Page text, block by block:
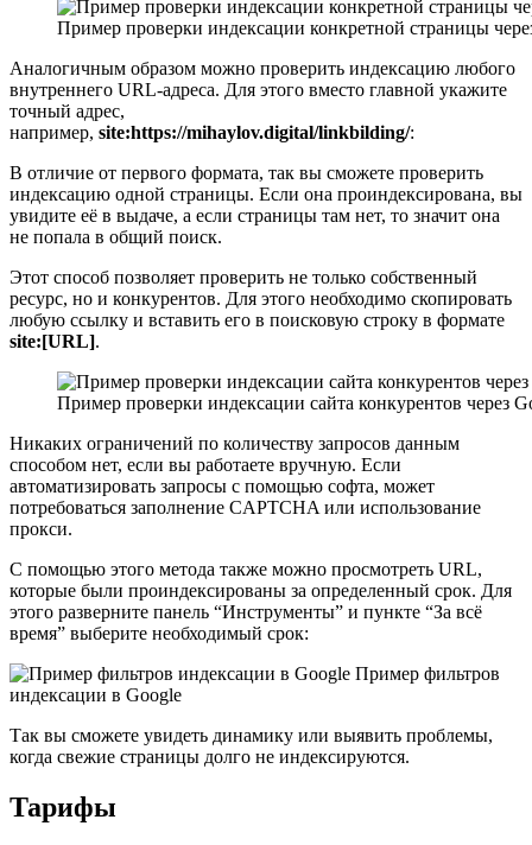
Пример проверки индексации конкретной страницы
Аналогичным образом можно проверить индексацию любого
внутреннего URL-адреса. Для этого вместо главной укажите
точный адрес,
например, site:https://mihaylov.digital/linkbilding/:
В отличие от первого формата, так вы сможете проверить
индексацию одной страницы. Если она проиндексирована, вы
увидите её в выдаче, а если страницы там нет, то значит она
не попала в общий поиск.
Этот способ позволяет проверить не только собственный
ресурс, но и конкурентов. Для этого необходимо скопировать
любую ссылку и вставить его в поисковую строку в формате
site:[URL].
Пример проверки индексации сайта конкурентов через
Никаких ограничений по количеству запросов данным
способом нет, если вы работаете вручную. Если
автоматизировать запросы с помощью софта, может
потребоваться заполнение CAPTCHA или использование
прокси.
С помощью этого метода также можно просмотреть URL,
которые были проиндексированы за определенный срок. Для
этого разверните панель “Инструменты” и пункте “За всё
время” выберите необходимый срок:
Пример фильтров
индексации в Google
Так вы сможете увидеть динамику или выявить проблемы,
когда свежие страницы долго не индексируются.
Тарифы